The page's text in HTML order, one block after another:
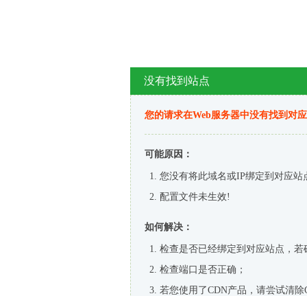
没有找到站点
您的请求在Web服务器中没有找到对
可能原因：
您没有将此域名或IP绑定到对应站
配置文件未生效!
如何解决：
检查是否已经绑定到对应站点，
检查端口是否正确；
若您使用了CDN产品，请尝试清除